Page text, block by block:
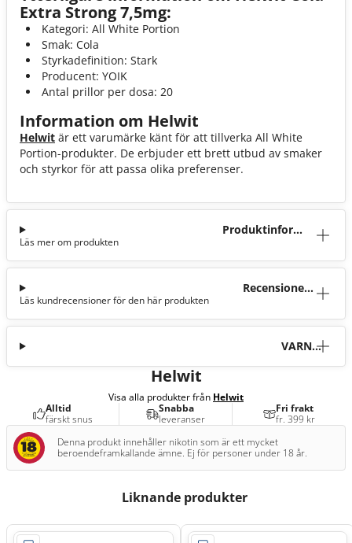
Extra Strong 7,5mg:
Kategori: All White Portion
Smak: Cola
Styrkadefinition: Stark
Producent: YOIK
Antal prillor per dosa: 20
Information om Helwit
Helwit är ett varumärke känt för att tillverka All White
Portion-produkter. De erbjuder ett brett utbud av smaker
och styrkor för att passa olika preferenser.
Produktinforma
Läs mer om produkten
Recensioner
Läs kundrecensioner för den här produkten
VARNI
Helwit
Visa alla produkter från Helwit
Alltid
färskt snus
Snabba
leveranser
Fri frakt
fr. 399 kr
Denna produkt innehåller nikotin som är ett mycket
beroendeframkallande ämne. Ej för personer under 18 år.
Liknande produkter